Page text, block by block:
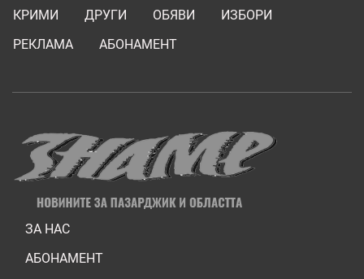
КРИМИ
ДРУГИ ОБЯВИ
ИЗБОРИ
РЕКЛАМА
АБОНАМЕНТ
ЗА НАС
АБОНАМЕНТ